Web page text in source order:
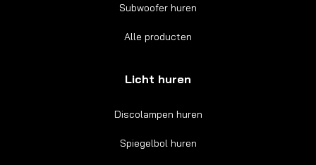
Subwoofer huren
Alle producten
Licht huren
Discolampen huren
Spiegelbol huren